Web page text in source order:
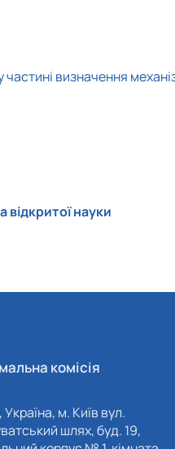
визначення
науки
комісія
Україна, м. Київ вул.
шлях, буд. 19,